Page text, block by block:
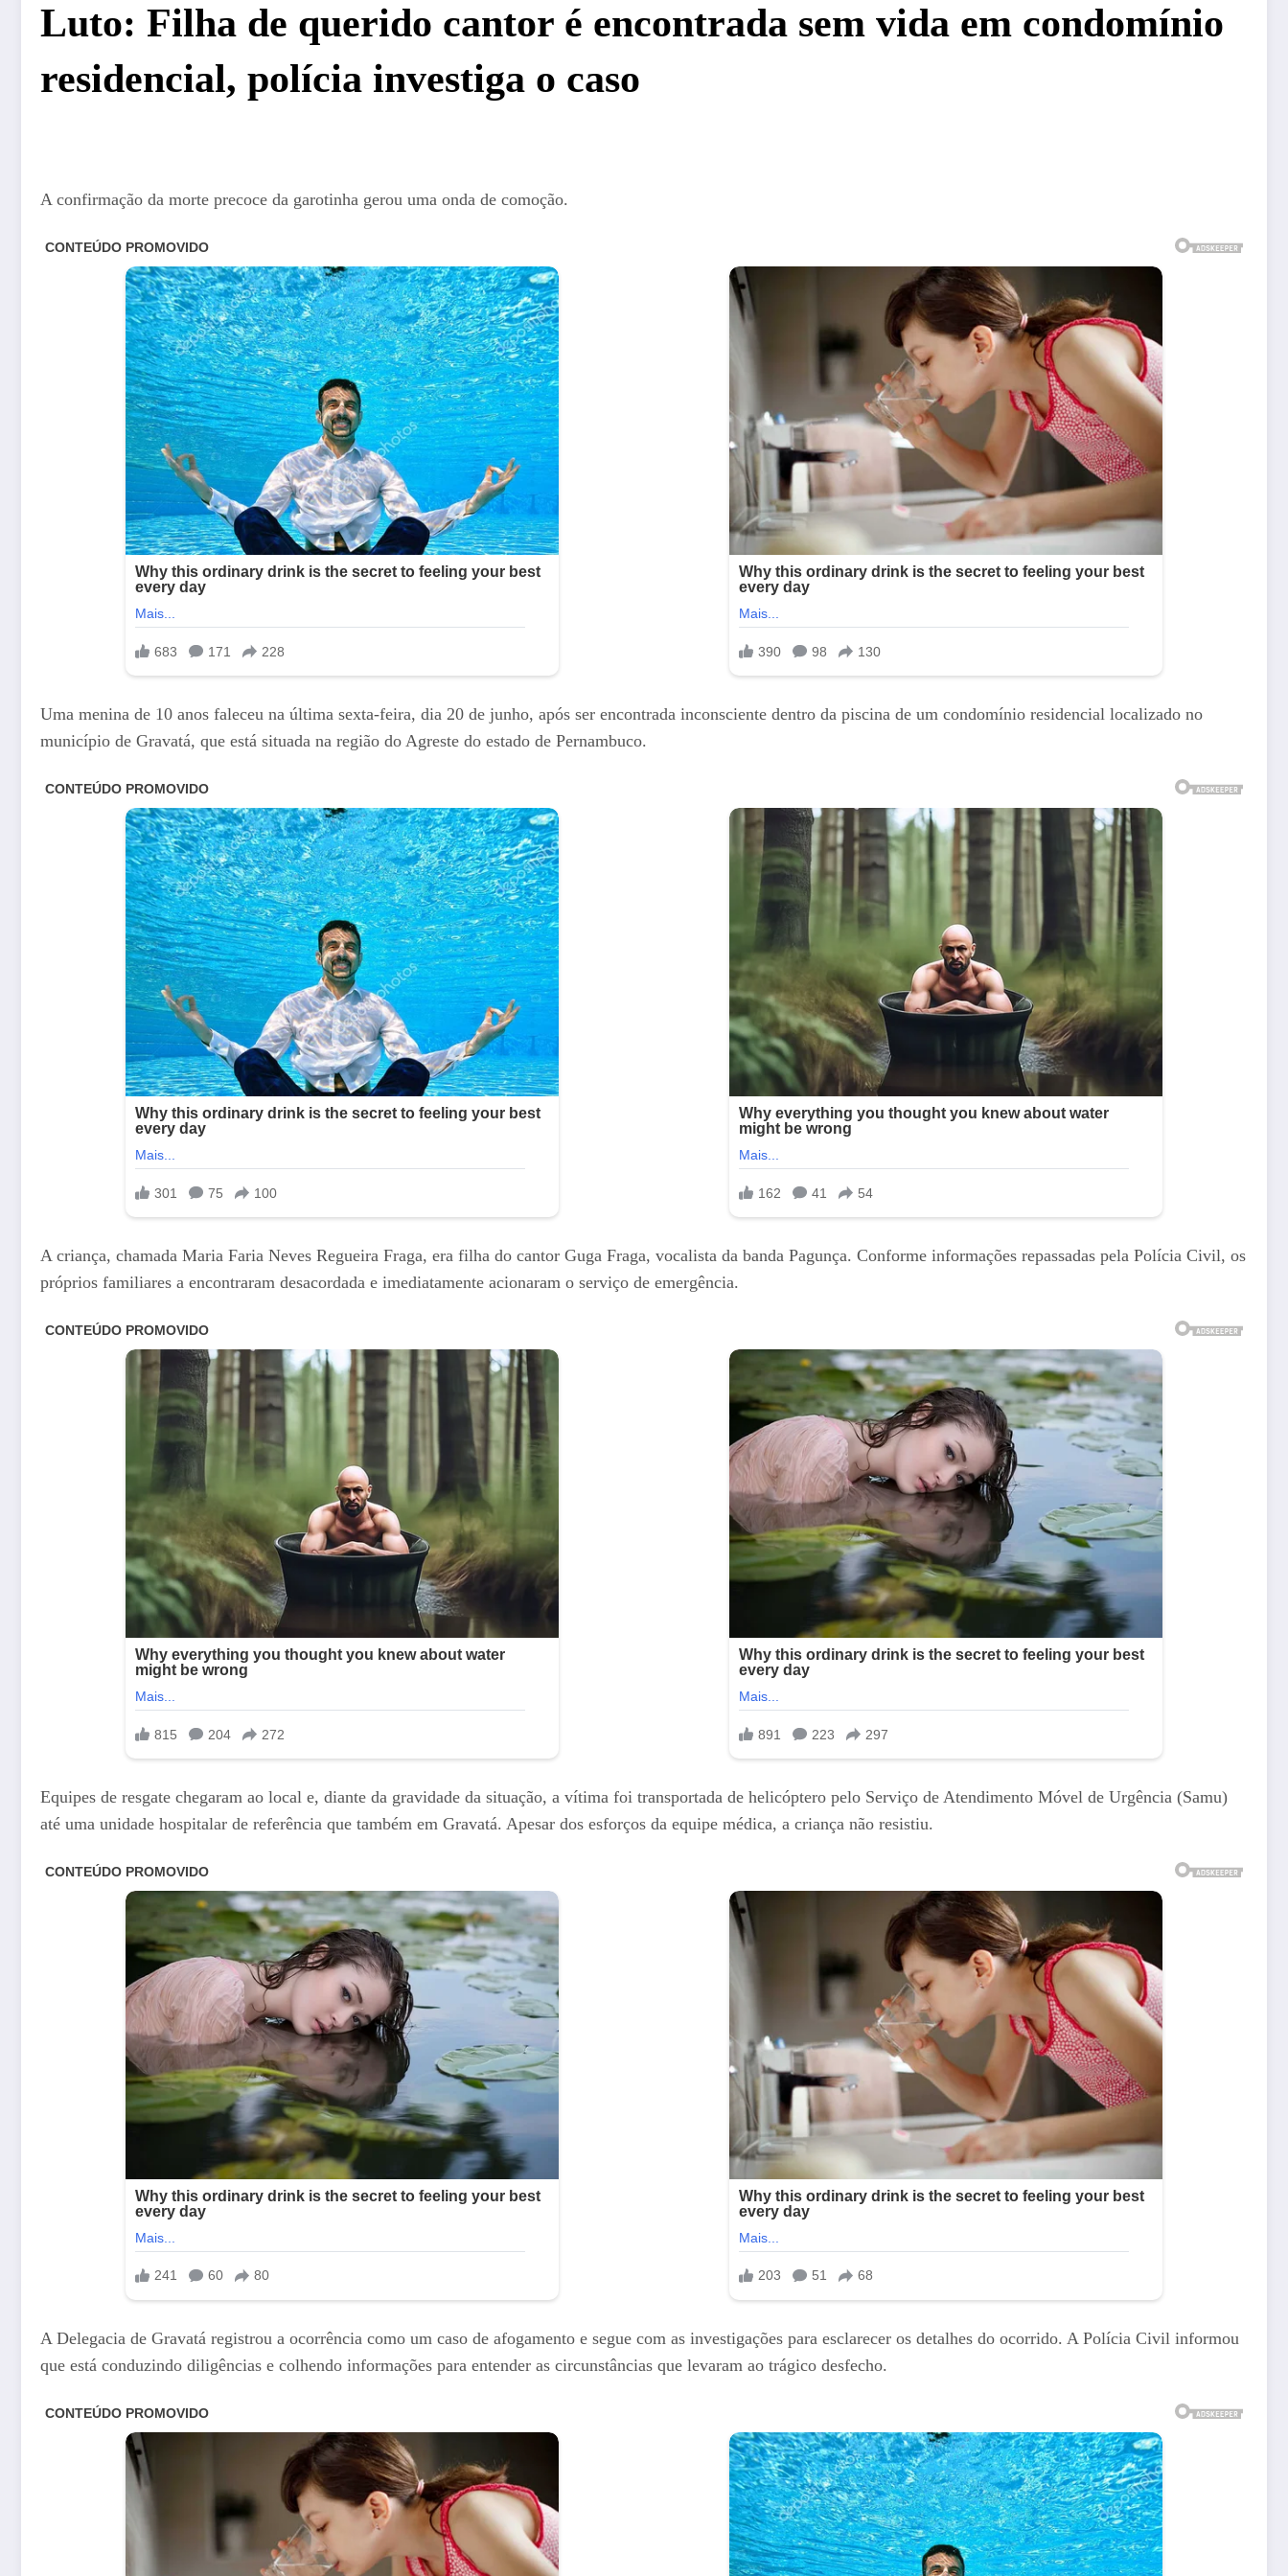
Luto: Filha de querido cantor é encontrada sem vida em condomínio
residencial, polícia investiga o caso
A confirmação da morte precoce da garotinha gerou uma onda de comoção.
Uma menina de 10 anos faleceu na última sexta-feira, dia 20 de junho, após ser encontrada inconsciente dentro da piscina de um condomínio residencial localizado no
município de Gravatá, que está situada na região do Agreste do estado de Pernambuco.
A criança, chamada Maria Faria Neves Regueira Fraga, era filha do cantor Guga Fraga, vocalista da banda Pagunça. Conforme informações repassadas pela Polícia Civil, os
próprios familiares a encontraram desacordada e imediatamente acionaram o serviço de emergência.
Equipes de resgate chegaram ao local e, diante da gravidade da situação, a vítima foi transportada de helicóptero pelo Serviço de Atendimento Móvel de Urgência (Samu)
até uma unidade hospitalar de referência que também em Gravatá. Apesar dos esforços da equipe médica, a criança não resistiu.
A Delegacia de Gravatá registrou a ocorrência como um caso de afogamento e segue com as investigações para esclarecer os detalhes do ocorrido. A Polícia Civil informou
que está conduzindo diligências e colhendo informações para entender as circunstâncias que levaram ao trágico desfecho.